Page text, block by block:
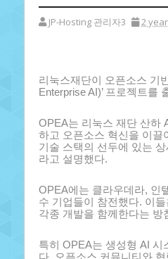
JP-Hosting 관리자3 2
리눅스재단이 오픈소스 기
Enterprise AI)’ 프로젝트를
OPEA는 리눅스 재단 산하
하고 오픈소스 혁신을 이끌
기술 스택의 선두에 있는
라고 설명했다.
OPEA에는 클라우데라, 인
수 기업들이 참전했다. 이
각종 개발을 함께한다는 방
특히 OPEA는 생성형 AI